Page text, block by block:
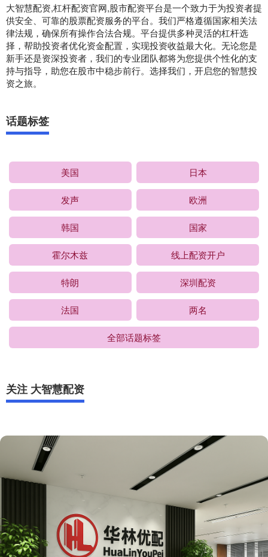
大智慧配资,杠杆配资官网,股市配资平台是一个致力于为投资者提
供安全、可靠的股票配资服务的平台。我们严格遵循国家相关法
律法规，确保所有操作合法合规。平台提供多种灵活的杠杆选
择，帮助投资者优化资金配置，实现投资收益最大化。无论您是
新手还是资深投资者，我们的专业团队都将为您提供个性化的支
持与指导，助您在股市中稳步前行。选择我们，开启您的智慧投
资之旅。
话题标签
美国 日本
发声 欧洲
韩国 国家
霍尔木兹 线上配资开户
特朗 深圳配资
法国 两名
全部话题标签
关注 大智慧配资